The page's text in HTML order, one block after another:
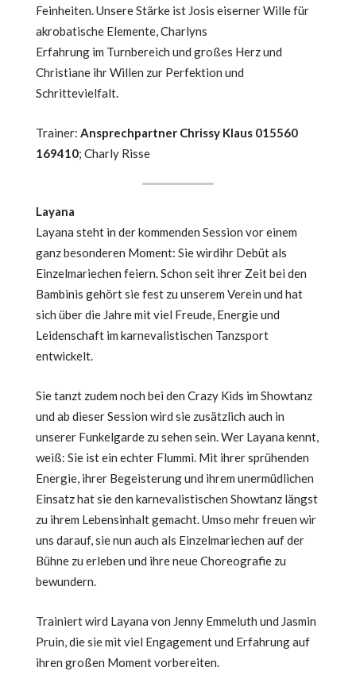
Feinheiten. Unsere Stärke ist Josis eiserner Wille für
akrobatische Elemente, Charlyns
Erfahrung im Turnbereich und großes Herz und
Christiane ihr Willen zur Perfektion und
Schrittevielfalt.
Trainer: Ansprechpartner Chrissy Klaus 015560
169410; Charly Risse
Layana
Layana steht in der kommenden Session vor einem
ganz besonderen Moment: Sie wirdihr Debüt als
Einzelmariechen feiern. Schon seit ihrer Zeit bei den
Bambinis gehört sie fest zu unserem Verein und hat
sich über die Jahre mit viel Freude, Energie und
Leidenschaft im karnevalistischen Tanzsport
entwickelt.
Sie tanzt zudem noch bei den Crazy Kids im Showtanz
und ab dieser Session wird sie zusätzlich auch in
unserer Funkelgarde zu sehen sein. Wer Layana kennt,
weiß: Sie ist ein echter Flummi. Mit ihrer sprühenden
Energie, ihrer Begeisterung und ihrem unermüdlichen
Einsatz hat sie den karnevalistischen Showtanz längst
zu ihrem Lebensinhalt gemacht. Umso mehr freuen wir
uns darauf, sie nun auch als Einzelmariechen auf der
Bühne zu erleben und ihre neue Choreografie zu
bewundern.
Trainiert wird Layana von Jenny Emmeluth und Jasmin
Pruin, die sie mit viel Engagement und Erfahrung auf
ihren großen Moment vorbereiten.